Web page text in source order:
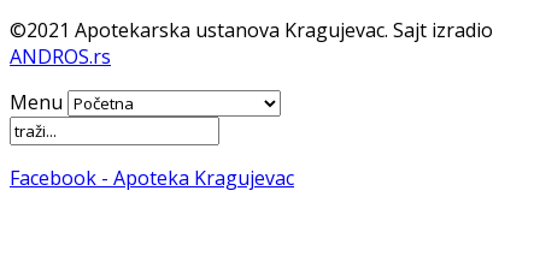
©2021 Apotekarska ustanova Kragujevac. Sajt izradio
ANDROS.rs
Menu
Facebook - Apoteka Kragujevac